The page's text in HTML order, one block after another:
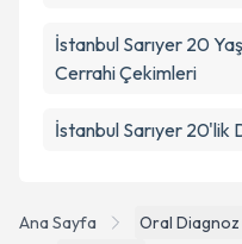
Ana Sayfa Oral
İstanbul Sarıyer 20
Cerrahi Çekimleri
İstanbul Sarıyer 20'lik